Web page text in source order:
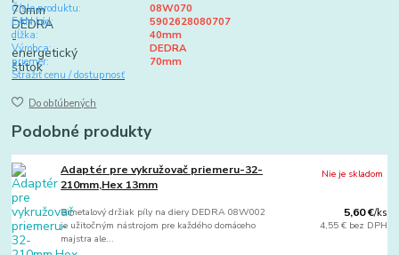
Číslo produktu:
08W070
EAN kód:
5902628080707
dĺžka:
40mm
Výrobca:
DEDRA
priemer:
70mm
Strážiť cenu / dostupnosť
Do obľúbených
Podobné produkty
Adaptér pre vykružovač priemeru-32-
210mm,Hex 13mm
Bimetalový držiak píly na diery DEDRA 08W002
je užitočným nástrojom pre každého domáceho
majstra ale...
5,60 €/ks
4,55 € bez DPH
Nie je skladom